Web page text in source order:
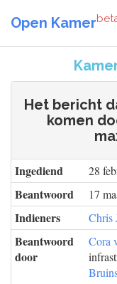
Open Kamer
Het bericht
komen
Ingediend 28
Beantwoord 17
Indieners Chris
Beantwoord
door
Cora